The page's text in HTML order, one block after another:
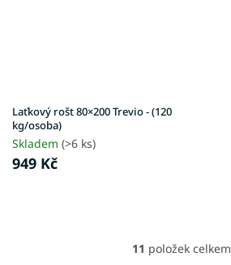
Laťkový rošt 80×200 Trevio - (120
kg/osoba)
Skladem (>6 ks)
949 Kč
O
11 položek celkem